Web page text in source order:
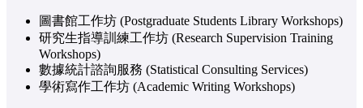
圖書館工作坊 (Postgraduate Students Library Workshops)
研究生指導訓練工作坊 (Research Supervision Training
Workshops)
數據統計諮詢服務 (Statistical Consulting Services)
學術寫作工作坊 (Academic Writing Workshops)